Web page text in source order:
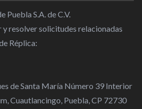
S.A. de C.V.
y resolver solicitudes relacionadas
Réplica:
de Santa María Número 39 Interior
Cuautlancingo, Puebla, CP 72730